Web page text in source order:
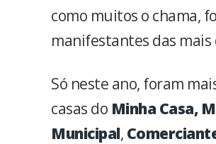
como muitos o chama,
manifestantes das mais
Só neste ano, foram
casas do Minha Casa,
Municipal,